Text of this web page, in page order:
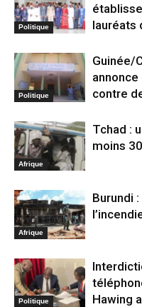
Politique
lauréats
Politique
Guinée/
contre
Afrique
Tchad :
moins
Afrique
Burundi
Politique
Hawing